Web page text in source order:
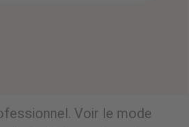
Voir le mode